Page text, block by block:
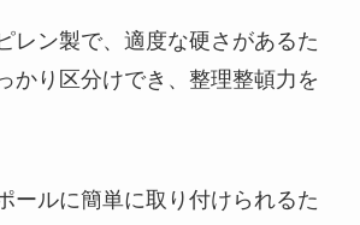
レン製で、適度な硬さがあるた
かり区分けでき、整理整頓力を
ールに簡単に取り付けられるた